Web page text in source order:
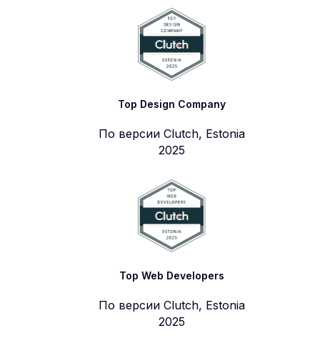
Top Design Company
По версии Clutch, Estonia
2025
Top Web Developers
По версии Clutch, Estonia
2025